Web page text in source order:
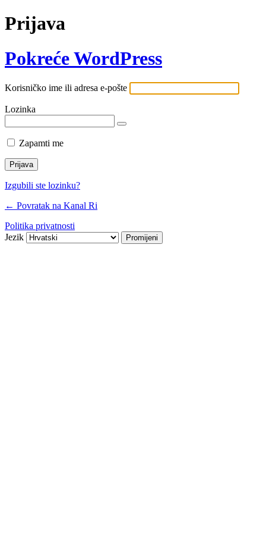
Prijava
Pokreće WordPress
Korisničko ime ili adresa e-pošte
Lozinka
Zapamti me
Izgubili ste lozinku?
← Povratak na Kanal Ri
Politika privatnosti
Jezik